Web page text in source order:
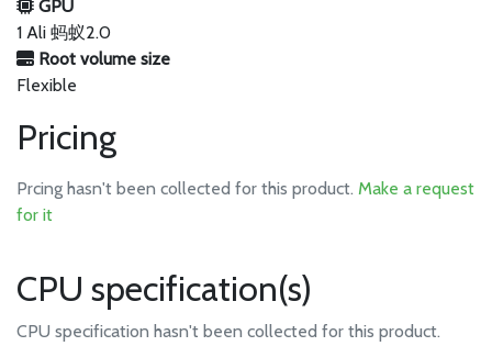
GPU
1 Ali 蚂蚁2.0
Root volume size
Flexible
Pricing
Prcing hasn't been collected for this product. Make a request
for it
CPU specification(s)
CPU specification hasn't been collected for this product.